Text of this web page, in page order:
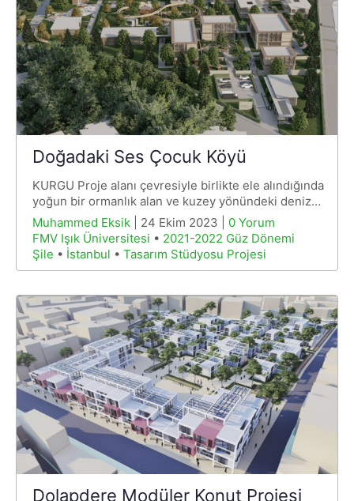
Doğadaki Ses Çocuk Köyü
KURGU Proje alanı çevresiyle birlikte ele alındığında
yoğun bir ormanlık alan ve kuzey yönündeki deniz…
Muhammed Eksik | 24 Ekim 2023 | 0 Yorum
FMV Işık Üniversitesi • 2021-2022 Güz Dönemi
Şile • İstanbul • Tasarım Stüdyosu Projesi
Dolapdere Modüler Konut Projesi